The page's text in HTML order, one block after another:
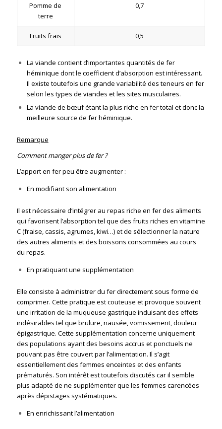
Pomme de
terre
0,7
Fruits frais 0,5
La viande contient d’importantes quantités de fer
héminique dont le coefficient d’absorption est intéressant.
Il existe toutefois une grande variabilité des teneurs en fer
selon les types de viandes et les sites musculaires.
La viande de bœuf étant la plus riche en fer total et donc la
meilleure source de fer héminique.
Remarque
Comment manger plus de fer ?
L’apport en fer peu être augmenter :
En modifiant son alimentation
Il est nécessaire d’intégrer au repas riche en fer des aliments
qui favorisent l’absorption tel que des fruits riches en vitamine
C (fraise, cassis, agrumes, kiwi…) et de sélectionner la nature
des autres aliments et des boissons consommées au cours
du repas.
En pratiquant une supplémentation
Elle consiste à administrer du fer directement sous forme de
comprimer. Cette pratique est couteuse et provoque souvent
une irritation de la muqueuse gastrique induisant des effets
indésirables tel que brulure, nausée, vomissement, douleur
épigastrique. Cette supplémentation concerne uniquement
des populations ayant des besoins accrus et ponctuels ne
pouvant pas être couvert par l’alimentation. Il s’agit
essentiellement des femmes enceintes et des enfants
prématurés. Son intérêt est toutefois discutés car il semble
plus adapté de ne supplémenter que les femmes carencées
après dépistages systématiques.
En enrichissant l’alimentation